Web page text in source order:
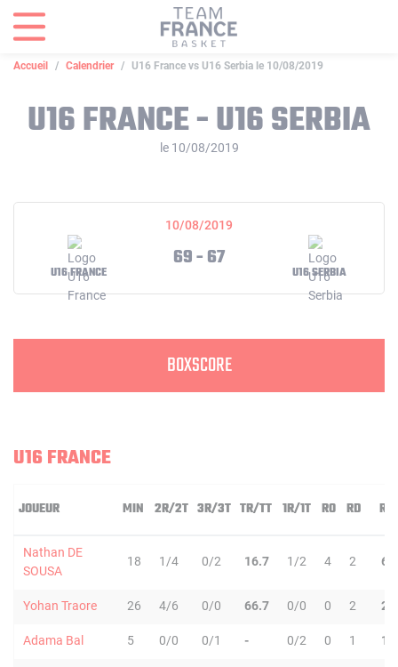
Accueil Calendrier U16 France vs U16 Serbia le 10/08/2019
U16 FRANCE - U16 SERBIA
le 10/08/2019
10/08/2019
U16 FRANCE
69 - 67
U16 SERBIA
BOXSCORE
U16 FRANCE
JOUEUR MIN 2R/2T 3R/3T TR/TT 1R/1T RO RD RT
Nathan DE
SOUSA
18 1/4 0/2 16.7 1/2 4 2 6
Yohan Traore 26 4/6 0/0 66.7 0/0 0 2 2
Adama Bal 5 0/0 0/1 - 0/2 0 1 1
Panneau de gestion des cookies